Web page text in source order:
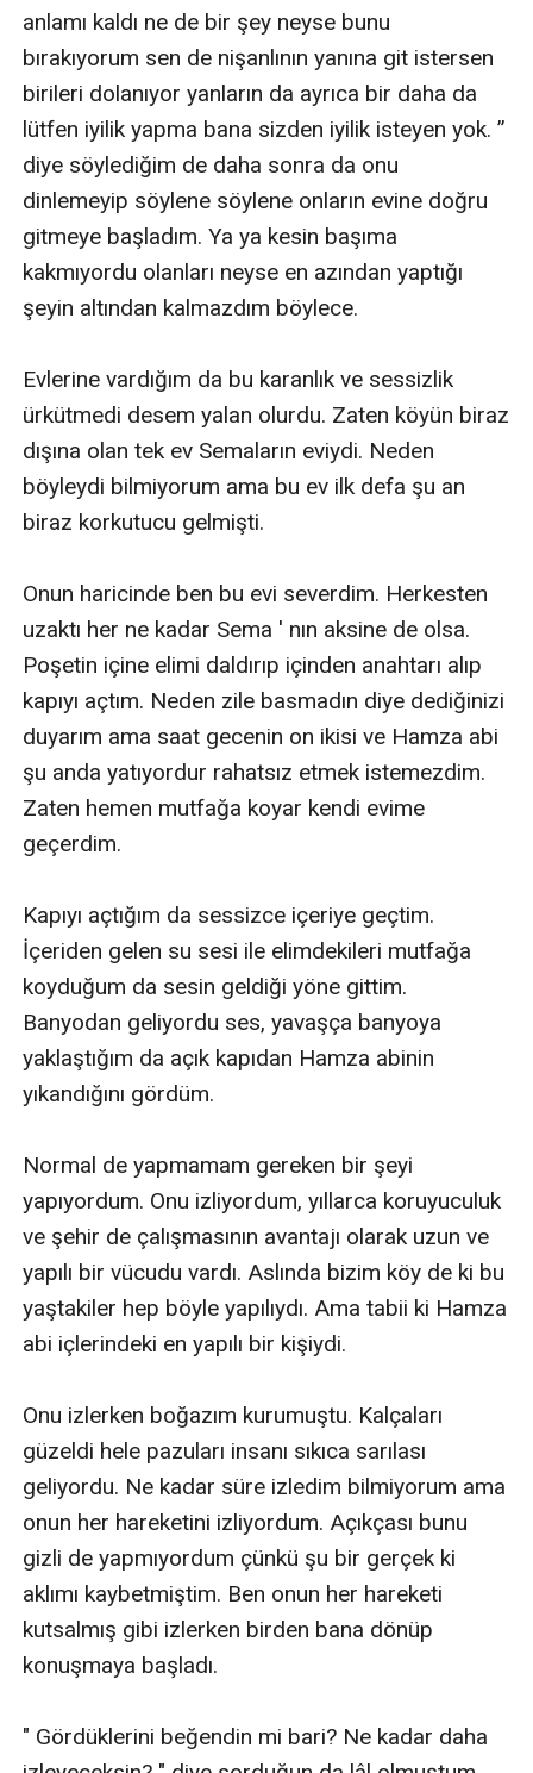
anlamı kaldı ne de bir şey neyse bunu
bırakıyorum sen de nişanlının yanına git istersen
birileri dolanıyor yanların da ayrıca bir daha da
lütfen iyilik yapma bana sizden iyilik isteyen yok. ”
diye söylediğim de daha sonra da onu
dinlemeyip söylene söylene onların evine doğru
gitmeye başladım. Ya ya kesin başıma
kakmıyordu olanları neyse en azından yaptığı
şeyin altından kalmazdım böylece.
Evlerine vardığım da bu karanlık ve sessizlik
ürkütmedi desem yalan olurdu. Zaten köyün biraz
dışına olan tek ev Semaların eviydi. Neden
böyleydi bilmiyorum ama bu ev ilk defa şu an
biraz korkutucu gelmişti.
Onun haricinde ben bu evi severdim. Herkesten
uzaktı her ne kadar Sema ' nın aksine de olsa.
Poşetin içine elimi daldırıp içinden anahtarı alıp
kapıyı açtım. Neden zile basmadın diye dediğinizi
duyarım ama saat gecenin on ikisi ve Hamza abi
şu anda yatıyordur rahatsız etmek istemezdim.
Zaten hemen mutfağa koyar kendi evime
geçerdim.
Kapıyı açtığım da sessizce içeriye geçtim.
İçeriden gelen su sesi ile elimdekileri mutfağa
koyduğum da sesin geldiği yöne gittim.
Banyodan geliyordu ses, yavaşça banyoya
yaklaştığım da açık kapıdan Hamza abinin
yıkandığını gördüm.
Normal de yapmamam gereken bir şeyi
yapıyordum. Onu izliyordum, yıllarca koruyuculuk
ve şehir de çalışmasının avantajı olarak uzun ve
yapılı bir vücudu vardı. Aslında bizim köy de ki bu
yaştakiler hep böyle yapılıydı. Ama tabii ki Hamza
abi içlerindeki en yapılı bir kişiydi.
Onu izlerken boğazım kurumuştu. Kalçaları
güzeldi hele pazuları insanı sıkıca sarılası
geliyordu. Ne kadar süre izledim bilmiyorum ama
onun her hareketini izliyordum. Açıkçası bunu
gizli de yapmıyordum çünkü şu bir gerçek ki
aklımı kaybetmiştim. Ben onun her hareketi
kutsalmış gibi izlerken birden bana dönüp
konuşmaya başladı.
" Gördüklerini beğendin mi bari? Ne kadar daha